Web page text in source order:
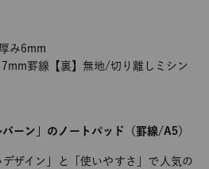
み6mm
罫線【裏】無地/切り離しミシン
ーン」のノートパッド（罫線/A5）
デザイン」と「使いやすさ」で人気の